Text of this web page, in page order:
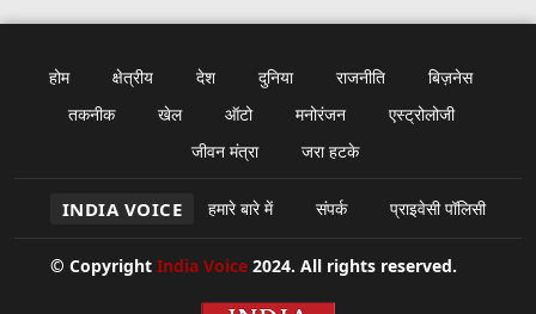
होम क्षेत्रीय देश दुनिया राजनीति
बिज़नेस
तकनीक
खेल ऑटो मनोरंजन
एस्ट्रोलोजी
जीवन मंत्रा
जरा हटके
INDIA VOICE हमारे बारे में संपर्क प्राइवेसी पॉलिसी
© Copyright India Voice 2024. All rights reserved.